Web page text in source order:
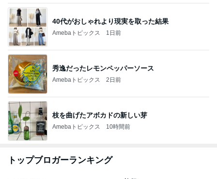
40代がおしゃれより現実を取った結果
Amebaトピックス 1日前
秀逸だったレモンペッパーソース
Amebaトピックス 2日前
枝を曲げたアボカドの新しい芽
Amebaトピックス 10時間前
トップブロガーランキング